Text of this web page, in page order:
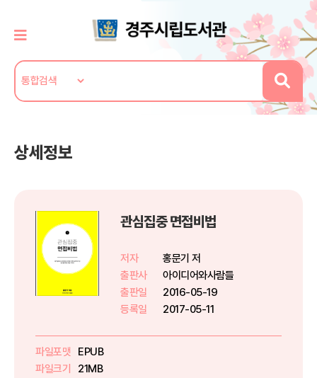
상세정보
관심집중 면접비법
저자
홍문기 저
출판사
아이디어와사람들
출판일
2016-05-19
등록일
2017-05-11
파일포맷
EPUB
파일크기
21MB